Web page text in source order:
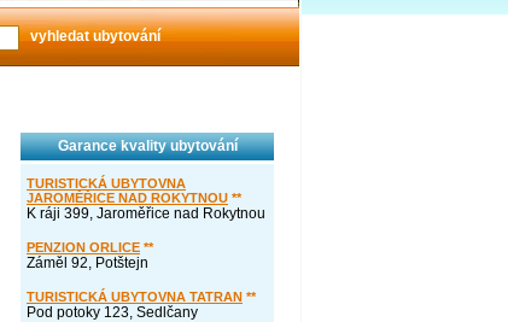
Garance kvality ubytování
TURISTICKÁ UBYTOVNA
JAROMĚŘICE NAD ROKYTNOU **
K ráji 399, Jaroměřice nad Rokytnou
PENZION ORLICE **
Záměl 92, Potštejn
TURISTICKÁ UBYTOVNA TATRAN **
Pod potoky 123, Sedlčany